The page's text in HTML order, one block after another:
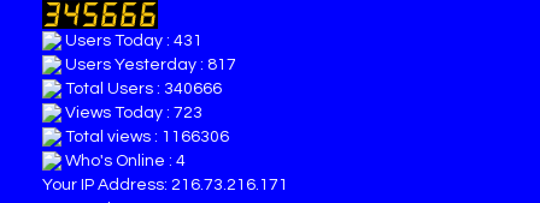
Users Today : 431
Users Yesterday : 817
Total Users : 340666
Views Today : 723
Total views : 1166306
Who's Online : 4
Your IP Address: 216.73.216.171